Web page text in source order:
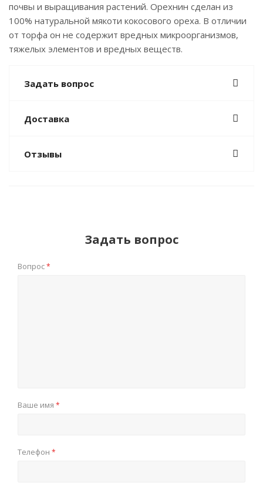
почвы и выращивания растений. Орехнин сделан из
100% натуральной мякоти кокосового ореха. В отличии
от торфа он не содержит вредных микроорганизмов,
тяжелых элементов и вредных веществ.
Задать вопрос
Доставка
Отзывы
Задать вопрос
Вопрос*
Ваше имя *
Телефон *